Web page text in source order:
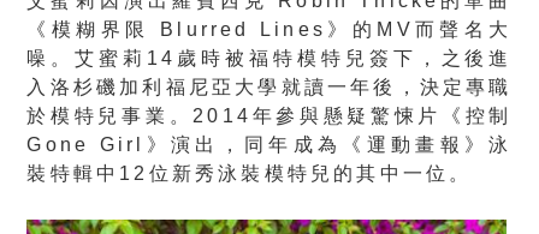
《模糊界限 Blurred Lines》的MV而聲名大
噪。艾蜜莉14歲時被福特模特兒簽下，之後進
入洛杉磯加利福尼亞大學就讀一年後，決定專職
於模特兒事業。2014年參與懸疑驚悚片《控制
Gone Girl》演出，同年成為《運動畫報》泳
裝特輯中12位新秀泳裝模特兒的其中一位。